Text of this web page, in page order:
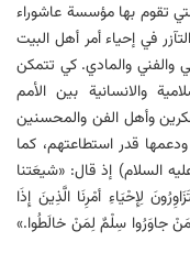
تقوم بها مؤسسة عاشوراء
في إحیاء أمر أهل البیت
والفني والمادي. كي تتمكن
والانسانیة بین الأمم
وأهل الفن والمحسنین
قدر استطاعتهم، كما
السلام) إذ قال: «شیعَتنا
لِإِحْیَاءِ أمْرِنَا الَّذِینَ إِذَا
جاوَرُوا سِلْمٌ لِمَنْ خالَطُوا.»